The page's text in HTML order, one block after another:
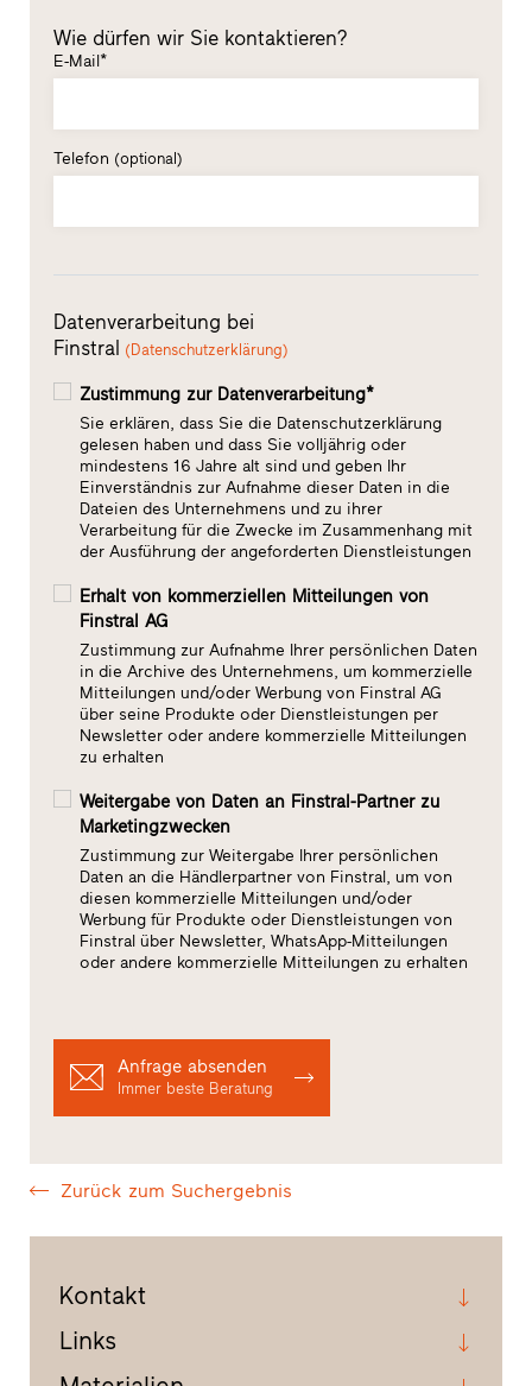
Wie dürfen wir Sie kontaktieren?
E-Mail*
Telefon (optional)
Datenverarbeitung bei
Finstral (Datenschutzerklärung)
Zustimmung zur Datenverarbeitung*
Sie erklären, dass Sie die Datenschutzerklärung
gelesen haben und dass Sie volljährig oder
mindestens 16 Jahre alt sind und geben Ihr
Einverständnis zur Aufnahme dieser Daten in die
Dateien des Unternehmens und zu ihrer
Verarbeitung für die Zwecke im Zusammenhang mit
der Ausführung der angeforderten Dienstleistungen
Erhalt von kommerziellen Mitteilungen von
Finstral AG
Zustimmung zur Aufnahme Ihrer persönlichen Daten
in die Archive des Unternehmens, um kommerzielle
Mitteilungen und/oder Werbung von Finstral AG
über seine Produkte oder Dienstleistungen per
Newsletter oder andere kommerzielle Mitteilungen
zu erhalten
Weitergabe von Daten an Finstral-Partner zu
Marketingzwecken
Zustimmung zur Weitergabe Ihrer persönlichen
Daten an die Händlerpartner von Finstral, um von
diesen kommerzielle Mitteilungen und/oder
Werbung für Produkte oder Dienstleistungen von
Finstral über Newsletter, WhatsApp-Mitteilungen
oder andere kommerzielle Mitteilungen zu erhalten
Anfrage absenden
Immer beste Beratung
Zurück zum Suchergebnis
Kontakt
Links